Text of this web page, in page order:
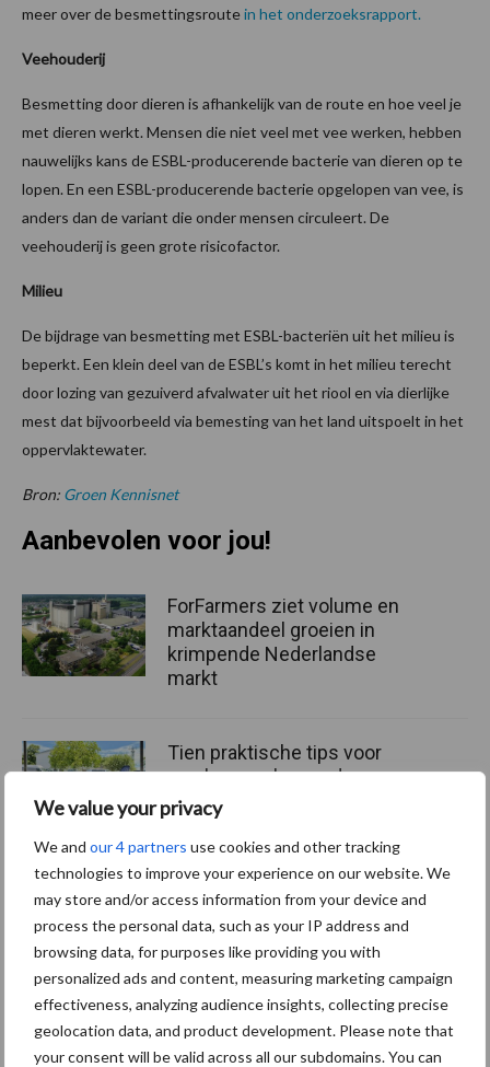
We value your privacy
We and our 4 partners use cookies and other tracking
technologies to improve your experience on our website. We
may store and/or access information from your device and
process the personal data, such as your IP address and
browsing data, for purposes like providing you with
personalized ads and content, measuring marketing campaign
effectiveness, analyzing audience insights, collecting precise
geolocation data, and product development. Please note that
your consent will be valid across all our subdomains. You can
meer over de besmettingsroutein het onderzoeksrapport.
Veehouderij
Besmetting door dieren is afhankelijk van de route en hoe veel je
met dieren werkt. Mensen die niet veel met vee werken, hebben
nauwelijks kans de ESBL-producerende bacterie van dieren op te
lopen. En een ESBL-producerende bacterie opgelopen van vee, is
anders dan de variant die onder mensen circuleert. De
veehouderij is geen grote risicofactor.
Milieu
De bijdrage van besmetting met ESBL-bacteriën uit het milieu is
beperkt. Een klein deel van de ESBL’s komt in het milieu terecht
door lozing van gezuiverd afvalwater uit het riool en via dierlijke
mest dat bijvoorbeeld via bemesting van het land uitspoelt in het
oppervlaktewater.
Bron: Groen Kennisnet
Aanbevolen voor jou!
ForFarmers ziet volume en
marktaandeel groeien in
krimpende Nederlandse
markt
Tien praktische tips voor
een langere levensduur
“Vraag naar praktische
hygieneoplossingen is in
Polen groter dan ooit”